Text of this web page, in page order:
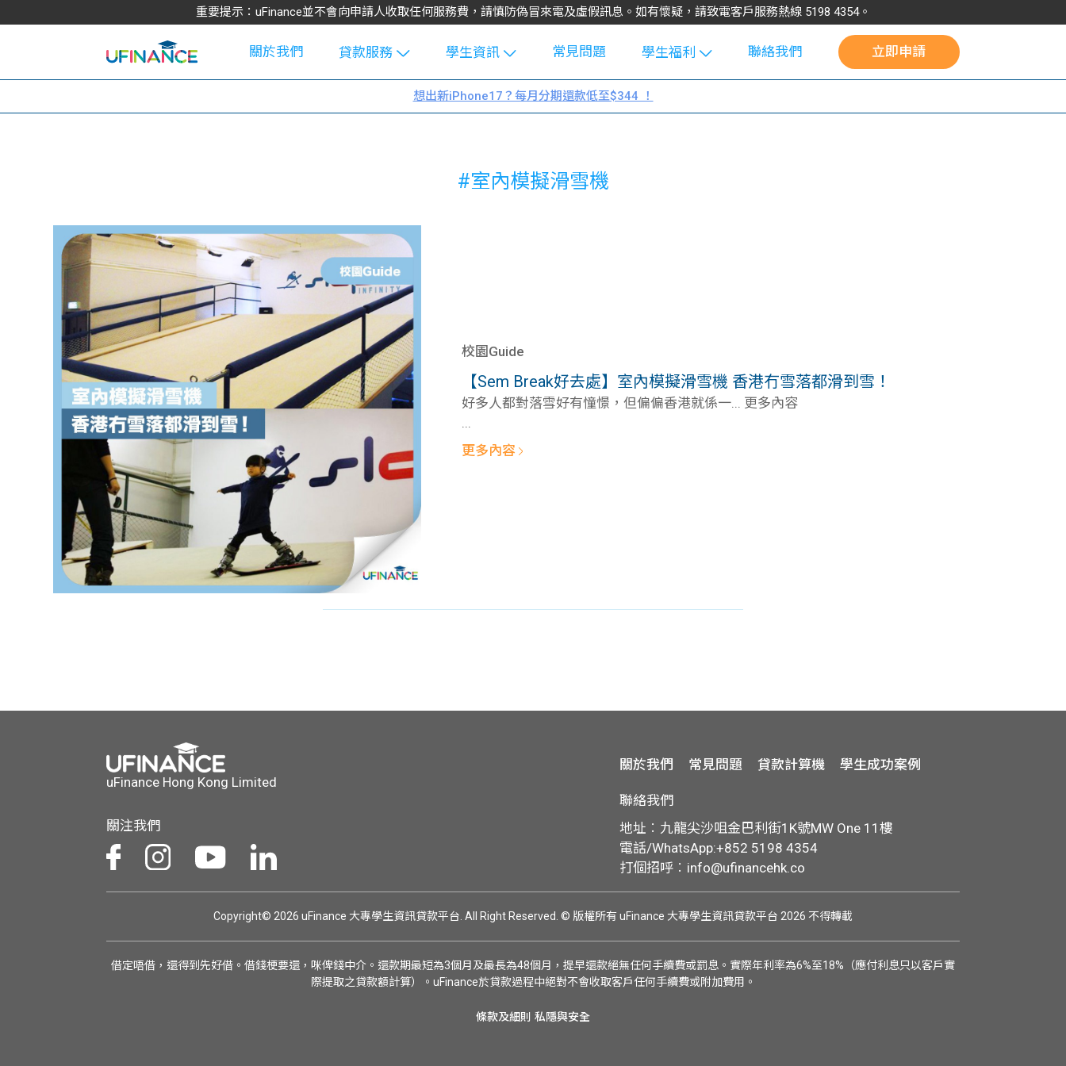
重要提示：uFinance並不會向申請人收取任何服務費，請慎防偽冒來電及虛假訊息。如有懷疑，請致電客戶服務熱線 5198 4354。
關於我們
貸款服務
學生貸款
貸款
貸款計數
機
網上私人貸
貸款計數
機
學生資訊
Blog
大專生筍
Guide
學生貸款
101
常見問題
學生福利
uFinance 校
園贊助
聯絡我們 立即申請
想出新iPhone17？每月分期還款低至$344 ！
#室內模擬滑雪機
校園Guide
【Sem Break好去處】室內模擬滑雪機 香港冇雪落都滑到雪！
好多人都對落雪好有憧憬，但偏偏香港就係一... 更多內容
更多內容
uFinance Hong Kong Limited
關注我們
關於我們 常見問題 貸款計算機 學生成功案例
聯絡我們
地址︰九龍尖沙咀金巴利街1K號MW One 11樓
電話/WhatsApp:+852 5198 4354
打個招呼︰ info@ufinancehk.co
Copyright© 2026 uFinance 大專學生資訊貸款平台. All Right Reserved. © 版權所有 uFinance 大專學生資訊貸款平台 2026 不得轉載
借定唔借，還得到先好借。借錢梗要還，咪俾錢中介。還款期最短為3個月及最長為48個月，提早還款絕無任何手續費或罰息。實際年利率為6%至18%（應付利息只以客戶實
際提取之貸款額計算）。uFinance於貸款過程中絕對不會收取客戶任何手續費或附加費用。
條款及細則 私隱與安全